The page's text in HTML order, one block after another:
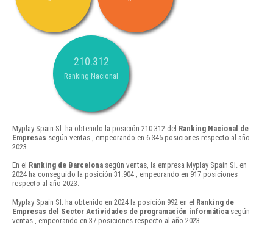
210.312
Ranking Nacional
Myplay Spain Sl. ha obtenido la posición 210.312 del Ranking Nacional de
Empresas según ventas , empeorando en 6.345 posiciones respecto al año
2023.
En el Ranking de Barcelona según ventas, la empresa Myplay Spain Sl. en
2024 ha conseguido la posición 31.904 , empeorando en 917 posiciones
respecto al año 2023.
Myplay Spain Sl. ha obtenido en 2024 la posición 992 en el Ranking de
Empresas del Sector Actividades de programación informática según
ventas , empeorando en 37 posiciones respecto al año 2023.